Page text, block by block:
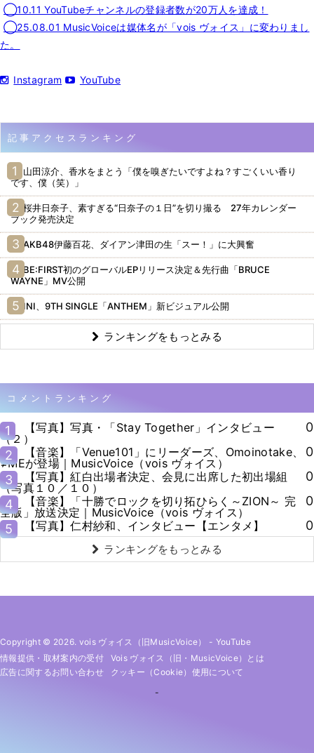
◯10.11 YouTubeチャンネルの登録者数が20万人を達成！
◯25.08.01 MusicVoiceは媒体名が「vois ヴォイス」に変わりまし
た。
Instagram YouTube
記事アクセスランキング
山田涼介、香水をまとう「僕を嗅ぎたいですよね？すごくいい香り
です、僕（笑）」
桜井日奈子、素すぎる“日奈子の１日”を切り撮る 27年カレンダー
ブック発売決定
AKB48伊藤百花、ダイアン津田の生「スー！」に大興奮
BE:FIRST初のグローバルEPリリース決定＆先行曲「BRUCE
WAYNE」MV公開
INI、9TH SINGLE「ANTHEM」新ビジュアル公開
ランキングをもっとみる
コメントランキング
1
【写真】写真・「Stay Together」インタビュー
（２）
0
2
【音楽】「Venue101」にリーダーズ、Omoinotake、
≠MEが登場｜MusicVoice（vois ヴォイス）
0
3
【写真】紅白出場者決定、会見に出席した初出場組
（写真１０／１０）
0
4
【音楽】「十勝でロックを切り拓ひらく～ZION～ 完
全版」放送決定｜MusicVoice（vois ヴォイス）
0
5
【写真】仁村紗和、インタビュー【エンタメ】 0
ランキングをもっとみる
Copyright © 2026. vois ヴォイス（旧MusicVoice） - YouTube
情報提供・取材案内の受付
Vois ヴォイス（旧・MusicVoice）とは
広告に関するお問い合わせ
クッキー（cookie）使用について
-